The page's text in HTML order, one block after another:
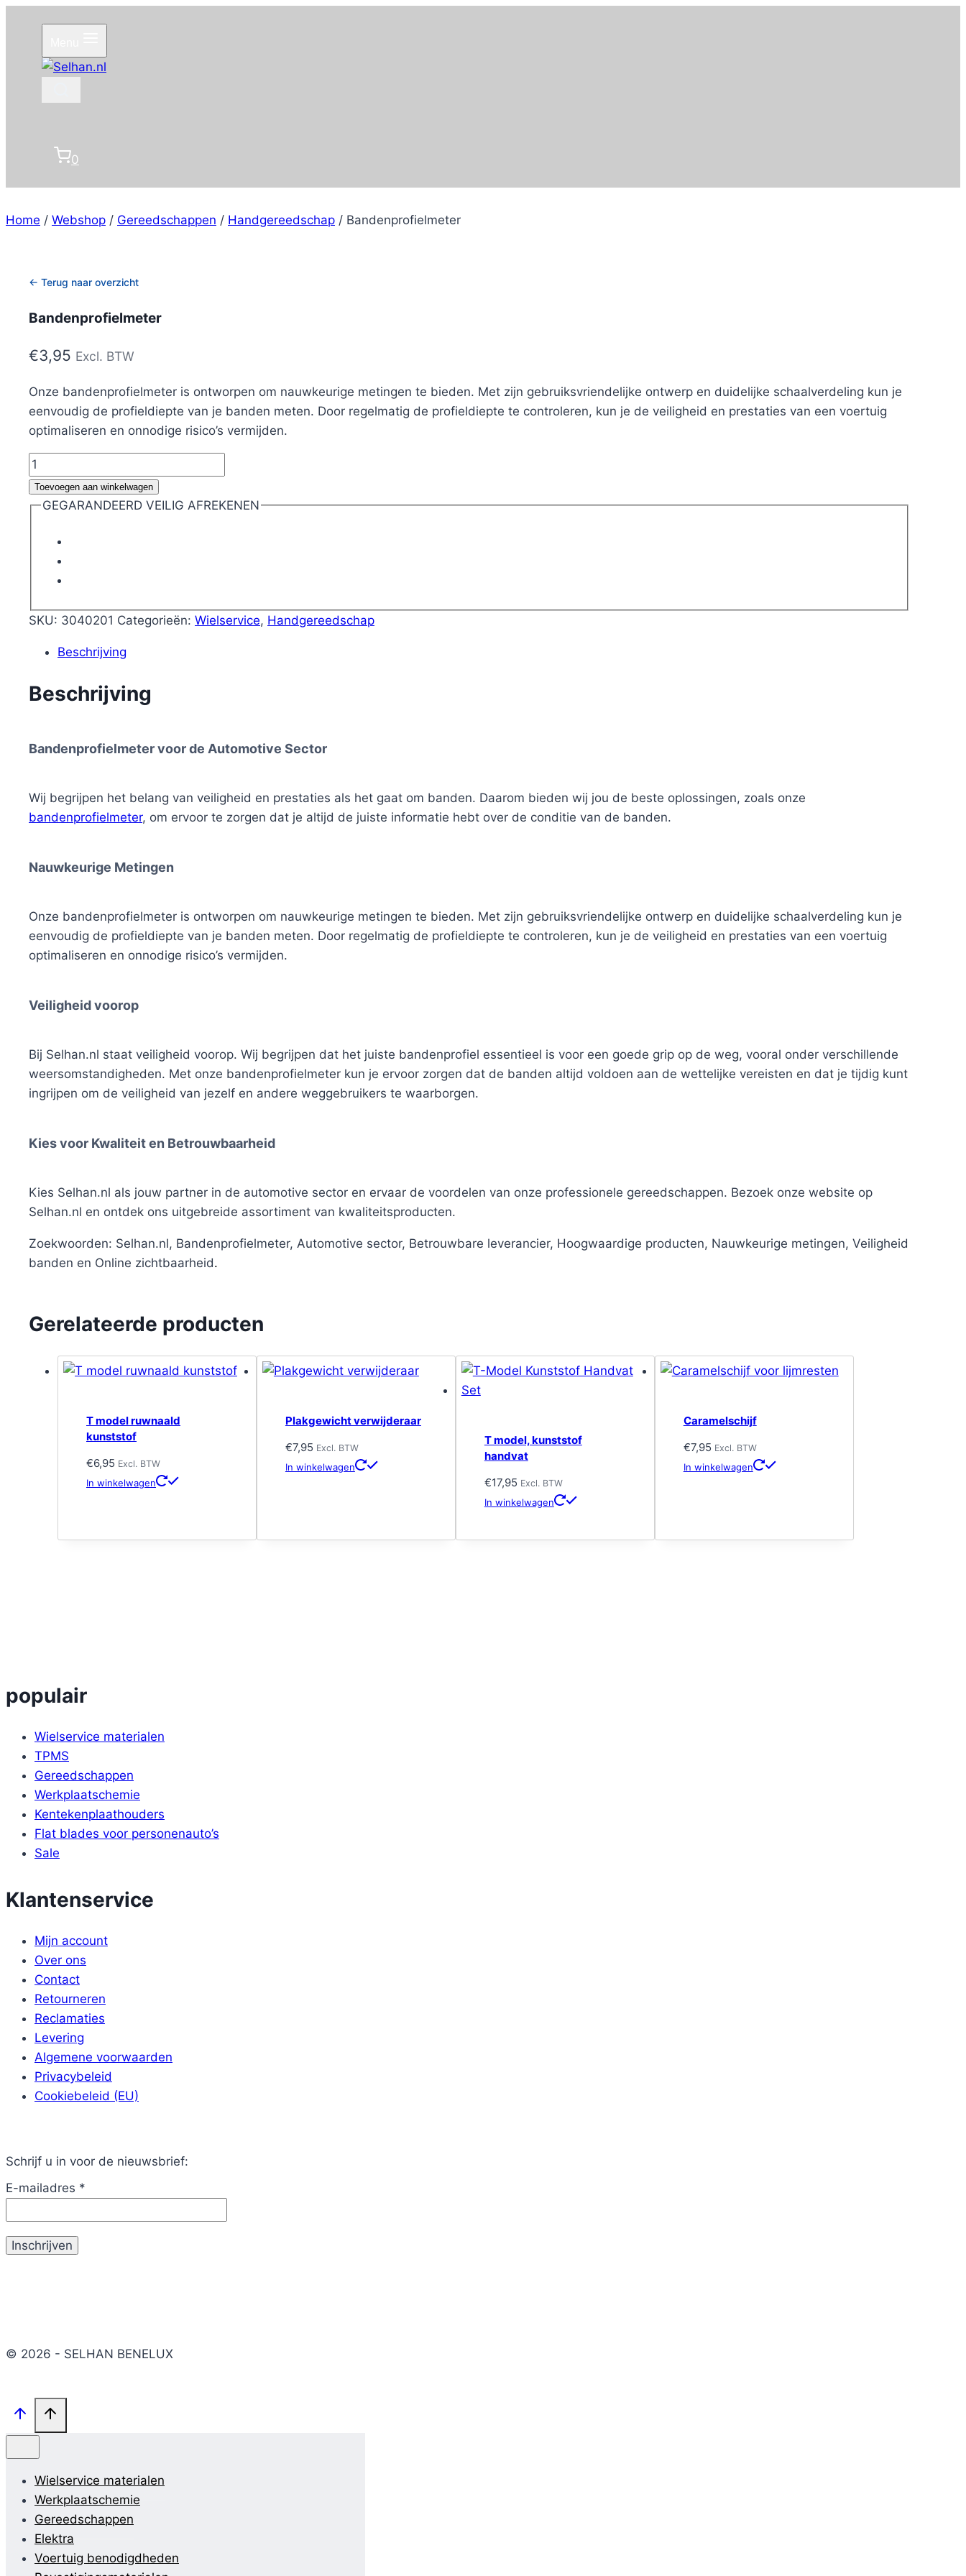
inhoud
0
Home / Webshop / Gereedschappen / Handgereedschap / Bandenprofielmeter
← Terug naar overzicht
Bandenprofielmeter
€3,95 Excl. BTW
Onze bandenprofielmeter is ontworpen om nauwkeurige metingen te bieden. Met zijn gebruiksvriendelijke ontwerp en duidelijke schaalverdeling kun je
eenvoudig de profieldiepte van je banden meten. Door regelmatig de profieldiepte te controleren, kun je de veiligheid en prestaties van een voertuig
optimaliseren en onnodige risico’s vermijden.
Bandenprofielmeter
aantal
Toevoegen aan winkelwagen
GEGARANDEERD VEILIG AFREKENEN
SKU: 3040201 Categorieën: Wielservice, Handgereedschap
Beschrijving
Beschrijving
Bandenprofielmeter voor de Automotive Sector
Wij begrijpen het belang van veiligheid en prestaties als het gaat om banden. Daarom bieden wij jou de beste oplossingen, zoals onze
bandenprofielmeter, om ervoor te zorgen dat je altijd de juiste informatie hebt over de conditie van de banden.
Nauwkeurige Metingen
Onze bandenprofielmeter is ontworpen om nauwkeurige metingen te bieden. Met zijn gebruiksvriendelijke ontwerp en duidelijke schaalverdeling kun je
eenvoudig de profieldiepte van je banden meten. Door regelmatig de profieldiepte te controleren, kun je de veiligheid en prestaties van een voertuig
optimaliseren en onnodige risico’s vermijden.
Veiligheid voorop
Bij Selhan.nl staat veiligheid voorop. Wij begrijpen dat het juiste bandenprofiel essentieel is voor een goede grip op de weg, vooral onder verschillende
weersomstandigheden. Met onze bandenprofielmeter kun je ervoor zorgen dat de banden altijd voldoen aan de wettelijke vereisten en dat je tijdig kunt
ingrijpen om de veiligheid van jezelf en andere weggebruikers te waarborgen.
Kies voor Kwaliteit en Betrouwbaarheid
Kies Selhan.nl als jouw partner in de automotive sector en ervaar de voordelen van onze professionele gereedschappen. Bezoek onze website op
Selhan.nl en ontdek ons uitgebreide assortiment van kwaliteitsproducten.
Zoekwoorden: Selhan.nl, Bandenprofielmeter, Automotive sector, Betrouwbare leverancier, Hoogwaardige producten, Nauwkeurige metingen, Veiligheid
banden en Online zichtbaarheid.
Gerelateerde producten
T model ruwnaald
kunststof
€6,95 Excl. BTW
In winkelwagen
Plakgewicht verwijderaar
€7,95 Excl. BTW
In winkelwagen
T model, kunststof
handvat
€17,95 Excl. BTW
In winkelwagen
Caramelschijf
€7,95 Excl. BTW
In winkelwagen
populair
Wielservice materialen
TPMS
Gereedschappen
Werkplaatschemie
Kentekenplaathouders
Flat blades voor personenauto’s
Sale
Klantenservice
Mijn account
Over ons
Contact
Retourneren
Reclamaties
Levering
Algemene voorwaarden
Privacybeleid
Cookiebeleid (EU)
Schrijf u in voor de nieuwsbrief:
E-mailadres *
© 2026 - SELHAN BENELUX
Wielservice materialen
Werkplaatschemie
Gereedschappen
Elektra
Voertuig benodigdheden